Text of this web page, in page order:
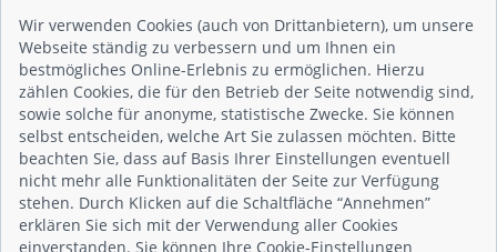
Blog
Häufig gestellte Fragen (FAQ)
Studie: Digitalisierungsbarometer
Initiative gegen Fake-Bewertungen
Kunden Informationen
Beratungsgespräch vereinbaren
Impressum
Datenschutz
AGB
Wir verwenden Cookies (auch von Drittanbietern), um unsere
Webseite ständig zu verbessern und um Ihnen ein
bestmögliches Online-Erlebnis zu ermöglichen. Hierzu
zählen Cookies, die für den Betrieb der Seite notwendig sind,
sowie solche für anonyme, statistische Zwecke. Sie können
selbst entscheiden, welche Art Sie zulassen möchten. Bitte
beachten Sie, dass auf Basis Ihrer Einstellungen eventuell
nicht mehr alle Funktionalitäten der Seite zur Verfügung
stehen. Durch Klicken auf die Schaltfläche “Annehmen”
erklären Sie sich mit der Verwendung aller Cookies
einverstanden. Sie können Ihre Cookie-Einstellungen